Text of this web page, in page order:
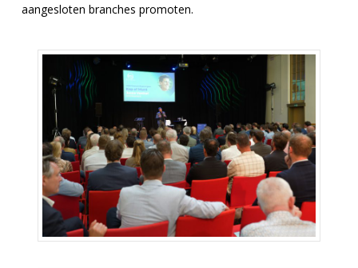
aangesloten branches promoten.